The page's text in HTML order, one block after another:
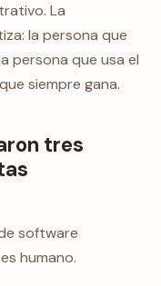
La
la persona que
persona que usa el
siempre gana.
tres
software
humano.